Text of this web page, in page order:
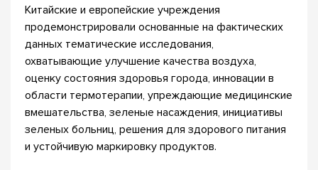
Китайские и европейские учреждения
продемонстрировали основанные на фактических
данных тематические исследования,
охватывающие улучшение качества воздуха,
оценку состояния здоровья города, инновации в
области термотерапии, упреждающие медицинские
вмешательства, зеленые насаждения, инициативы
зеленых больниц, решения для здорового питания
и устойчивую маркировку продуктов.